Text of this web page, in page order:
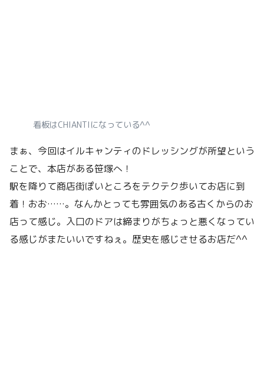
看板はCHIANTIになっている^^
まぁ、今回はイルキャンティのドレッシングが所望という
ことで、本店がある笹塚へ！
駅を降りて商店街ぽいところをテクテク歩いてお店に到
着！おお……。なんかとっても雰囲気のある古くからのお
店って感じ。入口のドアは締まりがちょっと悪くなってい
る感じがまたいいですねぇ。歴史を感じさせるお店だ^^